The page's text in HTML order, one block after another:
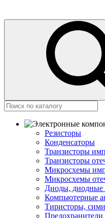
Резисторы
Конденсаторы
Транзисторы
Транзисторы
Микросхемы
Микросхемы
Диоды, диодные
Компьютерные
Тиристоры,
Предохранители